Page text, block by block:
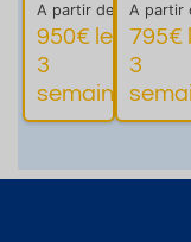
meub
lé de
s
A partir de
950€ les
3
semaines
Belle
cuisine
A partir
795€
3